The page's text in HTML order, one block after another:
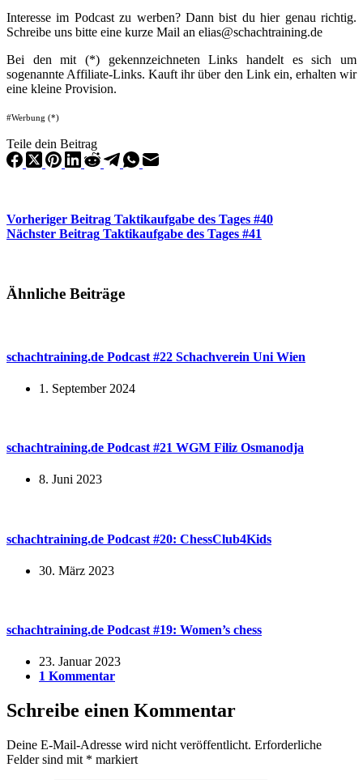
Interesse im Podcast zu werben? Dann bist du hier genau richtig.
Schreibe uns bitte eine kurze Mail an elias@schachtraining.de
Bei den mit (*) gekennzeichneten Links handelt es sich um
sogenannte Affiliate-Links. Kauft ihr über den Link ein, erhalten wir
eine kleine Provision.
#Werbung (*)
Teile dein Beitrag
Vorheriger Beitrag Taktikaufgabe des Tages #40
Nächster Beitrag Taktikaufgabe des Tages #41
Ähnliche Beiträge
schachtraining.de Podcast #22 Schachverein Uni Wien
1. September 2024
schachtraining.de Podcast #21 WGM Filiz Osmanodja
8. Juni 2023
schachtraining.de Podcast #20: ChessClub4Kids
30. März 2023
schachtraining.de Podcast #19: Women’s chess
23. Januar 2023
1 Kommentar
Schreibe einen Kommentar
Deine E-Mail-Adresse wird nicht veröffentlicht. Erforderliche
Felder sind mit * markiert